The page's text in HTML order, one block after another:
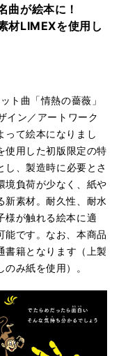
曲が絵本に！
材LIMEXを使用し
ト曲「情熱の薔薇」
イン／アートワーク
って絵本になりまし
使用した初版限定の特
、製造時に必要とさ
境負荷が少なく、紙や
新素材。耐久性、耐水
様が触れる絵本に適
能です。なお、本商品
書籍となります（上製
み紙を使用）。